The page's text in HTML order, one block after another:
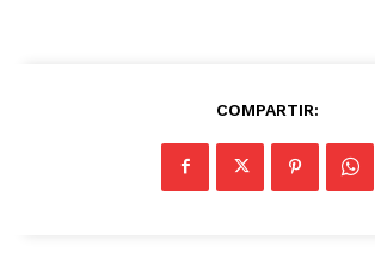
COMPARTIR: